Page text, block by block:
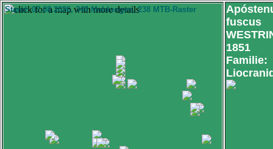
fuscus
1851
Familie:
Stand: 07.08.2026, 340 Meldungen, 238 MTB-Raster